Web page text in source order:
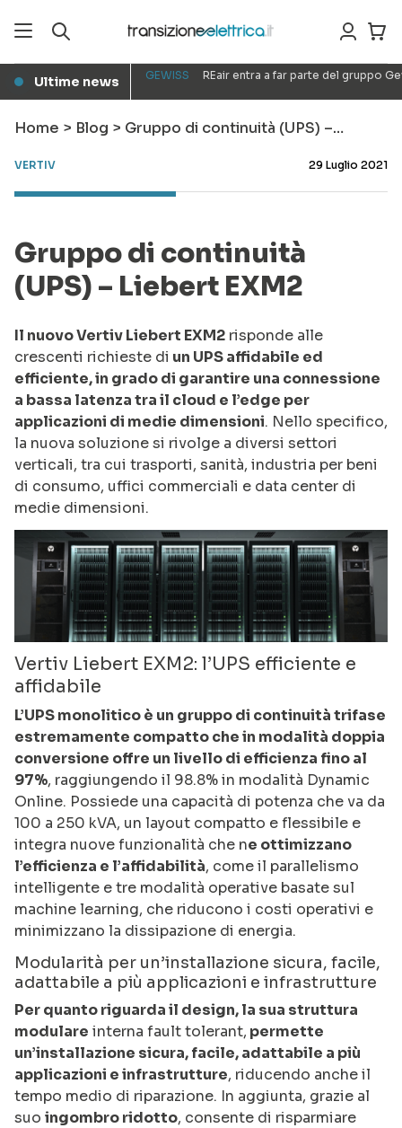
● Ultime news GEWISS REair entra a far parte del gruppo
Home > Blog > Gruppo di continuità (UPS) –…
VERTIV 29 Luglio 2021
Gruppo di continuità
(UPS) – Liebert EXM2
Il nuovo Vertiv Liebert EXM2 risponde alle
crescenti richieste di un UPS affidabile ed
efficiente, in grado di garantire una connessione
a bassa latenza tra il cloud e l’edge per
applicazioni di medie dimensioni. Nello specifico,
la nuova soluzione si rivolge a diversi settori
verticali, tra cui trasporti, sanità, industria per beni
di consumo, uffici commerciali e data center di
medie dimensioni.
Vertiv Liebert EXM2: l’UPS efficiente e
affidabile
L’UPS monolitico è un gruppo di continuità trifase
estremamente compatto che in modalità doppia
conversione offre un livello di efficienza fino al
97%, raggiungendo il 98.8% in modalità Dynamic
Online. Possiede una capacità di potenza che va da
100 a 250 kVA, un layout compatto e flessibile e
integra nuove funzionalità che ne ottimizzano
l’efficienza e l’affidabilità, come il parallelismo
intelligente e tre modalità operative basate sul
machine learning, che riducono i costi operativi e
minimizzano la dissipazione di energia.
Modularità per un’installazione sicura, facile,
adattabile a più applicazioni e infrastrutture
Per quanto riguarda il design, la sua struttura
modulare interna fault tolerant, permette
un’installazione sicura, facile, adattabile a più
applicazioni e infrastrutture, riducendo anche il
tempo medio di riparazione. In aggiunta, grazie al
suo ingombro ridotto, consente di risparmiare